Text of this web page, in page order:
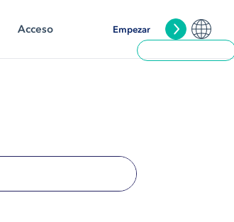
Acceso Empezar